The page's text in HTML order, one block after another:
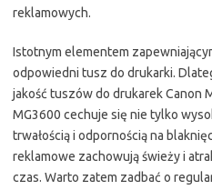
reklamowych.
Istotnym elementem
odpowiedni tusz do drukarki.
jakość tuszów do drukarek Canon
MG3600 cechuje się nie tylko
trwałością i odpornością na
reklamowe zachowują świeży i
czas. Warto zatem zadbać o